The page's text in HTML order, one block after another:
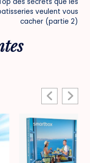
veulent vous
cacher (partie 2)